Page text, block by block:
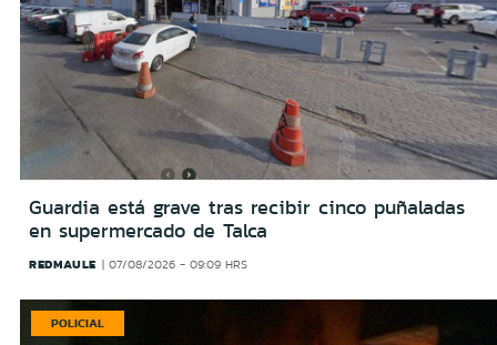
Guardia está grave tras recibir cinco puñaladas
en supermercado de Talca
REDMAULE 07/08/2026 - 09:09 HRS
POLICIAL